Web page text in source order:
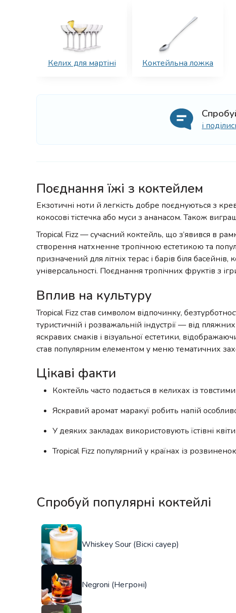
Келих для мартіні Коктейльна ложка
і
Поєднання їжі з коктейлем
Екзотичні ноти й легкість добре поєднуються з
кокосові тістечка або муси з ананасом. Також
Tropical Fizz — сучасний коктейль, що з’явився в
створення натхненне тропічною естетикою та
призначений для літніх терас і барів біля
універсальності. Поєднання тропічних фруктів з
Вплив на культуру
Tropical Fizz став символом відпочинку,
туристичній і розважальній індустрії — від
яскравих смаків і візуальної естетики,
став популярним елементом у меню тематичних
Цікаві факти
Коктейль часто подається в келихах із
Яскравий аромат маракуї робить напій
У деяких закладах використовують їстівні
Tropical Fizz популярний у країнах із
Спробуй популярні коктейлі
Whiskey Sour (Віскі сауер)
Negroni (Негроні)